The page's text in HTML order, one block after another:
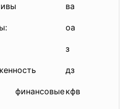
ва
оа
з
дз
кфв